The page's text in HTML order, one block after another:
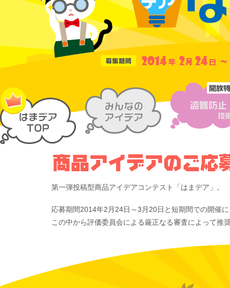
第一弾投稿型商品アイデアコンテスト「はまデア」。
応募期間2014年2月24日～3月20日と短期間での開催
この中から評価委員会による厳正なる審査によって推